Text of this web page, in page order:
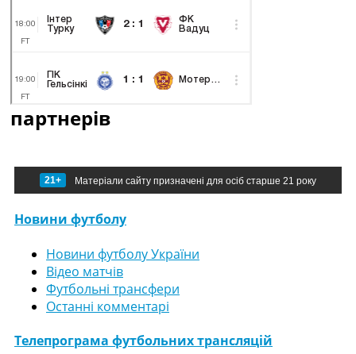
партнерів
21+ Матеріали сайту призначені для осіб старше 21 року
Новини футболу
Новини футболу України
Відео матчів
Футбольні трансфери
Останні комментарі
Телепрограма футбольних трансляцій